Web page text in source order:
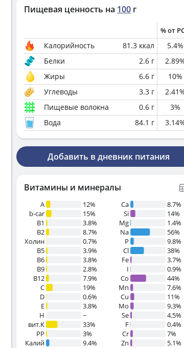
Пищевая ценность на 100 г
% от
Калорийность 81.3 ккал 5.4%
Белки
2.6 г 2.89
Жиры
6.6 г 10%
Углеводы
3.3 г 2.41
Пищевые волокна
0.6 г 3%
Вода
84.1 г 3.14
Добавить в дневник питания
Витамины и минералы
A
12%
b-car
15%
В1
3.8%
B2
8.7%
Холин
0.7%
B5
3.9%
B6
3.8%
B9
2.8%
B12
7.9%
C
19%
D
0.6%
E
3.8%
H
~
вит.К
33%
PP
3%
Калий
9.4%
Ca
8.7%
Si
14%
Mg
1.4%
Na
56%
P
9.8%
Cl
38%
Fe
3.7%
I
0.9%
Co
44%
Mn
7.6%
Cu
11%
Mo
9.3%
Se
4.5%
F
0.4%
Cr
7%
Zn
5.1%